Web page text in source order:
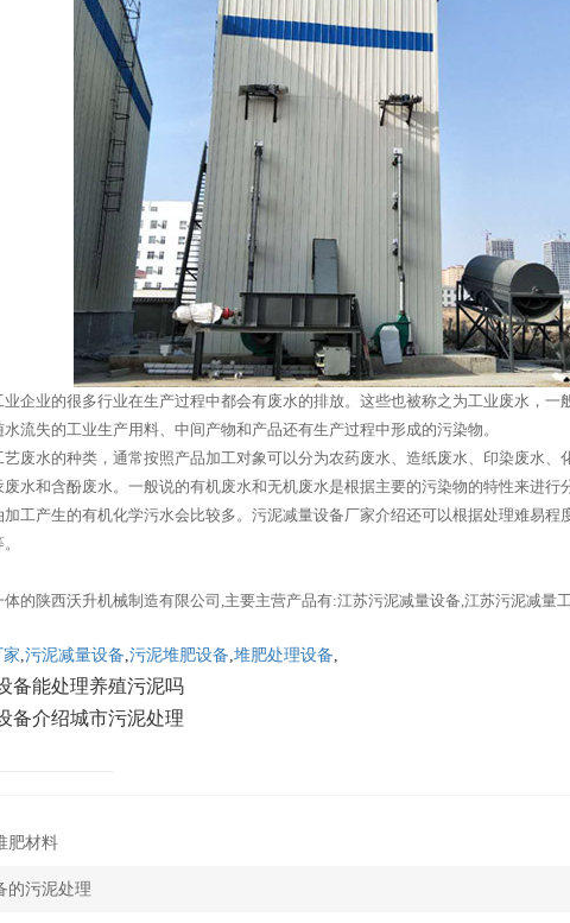
业企业的很多行业在生产过程中都会有废水的排放。这些也被称之为工业废水，
流失的工业生产用料、中间产物和产品还有生产过程中形成的污染物。
废水的种类，通常按照产品加工对象可以分为农药废水、造纸废水、印染废水、
水和含酚废水。一般说的有机废水和无机废水是根据主要的污染物的特性来进
工产生的有机化学污水会比较多。污泥减量设备厂家介绍还可以根据处理难易
的陕西沃升机械制造有限公司,主要主营产品有:江苏污泥减量设备,江苏污泥减量
,污泥减量设备,污泥堆肥设备,堆肥处理设备,
备能处理养殖污泥吗
备介绍城市污泥处理
肥材料
的污泥处理